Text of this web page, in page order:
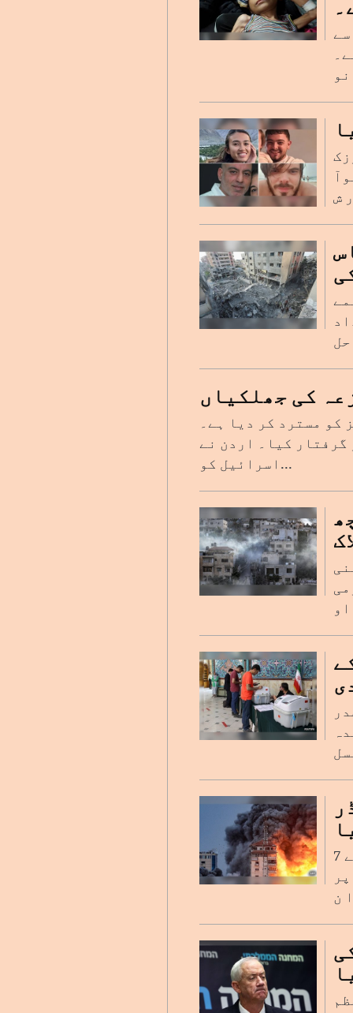
کی جھلکیاں
کو مسترد کر دیا ہے۔
حامی مظاہرین کو گرفتار کیا۔ اردن نے
اسرائیل کو...
شدہ
ایک سینئر اسرائیلی کمانڈر، بریگیڈیر جنرل ایوی روزن فیلڈ، نے 7